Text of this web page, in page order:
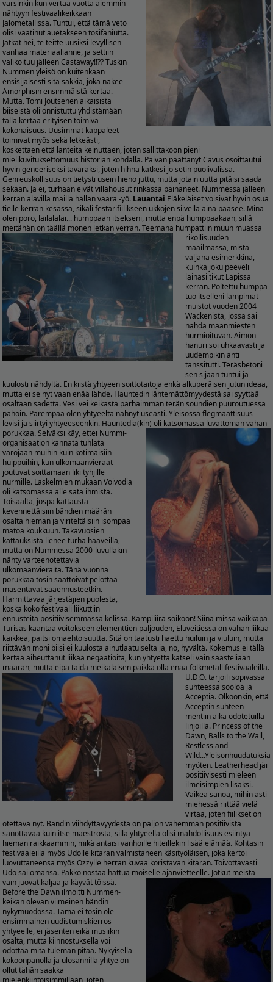
varsinkin kun vertaa vuotta aiemmin
nähtyyn festivaalikeikkaan
Jalometallissa. Tuntui, että tämä veto
olisi vaatinut auetakseen tosifaniutta.
Jätkät hei, te teitte uusiksi levyllisen
vanhaa materiaalianne, ja settiin
valikoituu jälleen Castaway!!?? Tuskin
Nummen yleisö on kuitenkaan
ensisijaisesti sitä sakkia, joka näkee
Amorphisin ensimmäistä kertaa.
Mutta. Tomi Joutsenen aikaisista
biiseistä oli onnistuttu yhdistämään
tällä kertaa erityisen toimiva
kokonaisuus. Uusimmat kappaleet
toimivat myös sekä letkeästi,
koskettaen että lanteita keinuttaen, joten sallittakoon pieni
mielikuvituksettomuus historian kohdalla. Päivän päättänyt Cavus osoittautui
hyvin geneeriseksi tavaraksi, joten hihna katkesi jo setin puolivälissä.
Genreuskollisuus on tietysti usein hieno juttu, mutta jotain uutta pitäisi saada
sekaan. Ja ei, turhaan eivät villahousut rinkassa painaneet. Nummessa jälleen
kerran alavilla mailla hallan vaara -yö. Lauantai Eläkeläiset voisivat hyvin osua
tielle kerran kesässä, sikäli festarifiilikseen ukkojen siivellä aina pääsee. Minä
olen poro, lailalalai... humppaan itsekseni, mutta enpä humppaakaan, sillä
meitähän on täällä monen letkan verran.Teemana humpattiin muun muassa
rikollisuuden
maailmassa, mistä
väljänä esimerkkinä,
kuinka joku peeveli
lainasi tikut Lapissa
kerran. Poltettu humppa
tuo itselleni lämpimät
muistot vuoden 2004
Wackenista, jossa sai
nähdä maanmiesten
hurmioituvan. Aimon
hanuri soi uhkaavasti ja
uudempikin anti
tanssitutti. Teräsbetoni
sen sijaan tuntui ja
kuulosti nähdyltä. En kiistä yhtyeen soittotaitoja enkä alkuperäisen jutun ideaa,
mutta ei se nyt vaan enää lähde. Hauntedin lähtemättömyydestä sai syyttää
osaltaan sadetta. Vesi vei keikasta parhaimman terän soundien puuroutuessa
pahoin. Parempaa olen yhtyeeltä nähnyt useasti. Yleisössä flegmaattisuus
levisi ja siirtyi yhtyeeseenkin. Hauntedia(kin) oli katsomassa luvattoman vähän
porukkaa.Selväksi käy, ettei Nummi-
organisaation kannata tuhlata
varojaan muihin kuin kotimaisiin
huippuihin, kun ulkomaanvieraat
joutuvat soittamaan liki tyhjille
nurmille. Laskelmien mukaan Voivodia
oli katsomassa alle sata ihmistä.
Toisaalta, jospa kattausta
kevennettäisiin bändien määrän
osalta hieman ja viriteltäisiin isompaa
matoa koukkuun. Takavuosien
kattauksista lienee turha haaveilla,
mutta on Nummessa 2000-luvullakin
nähty varteenotettavia
ulkomaanvieraita. Tänä vuonna
porukkaa tosin saattoivat pelottaa
masentavat sääennusteetkin.
Harmittavaa järjestäjien puolesta,
koska koko festivaali liikuttiin
ennusteita positiivisemmassa kelissä. Kampiliira soikoon! Siinä missä vaikkapa
Turisas kääntää voitokseen elementtien paljouden, Eluveitiessä on vähän liikaa
kaikkea, paitsi omaehtoisuutta. Sitä on taatusti haettu huiluin ja viuluin, mutta
riittävän moni biisi ei kuulosta ainutlaatuiselta ja, no, hyvältä. Kokemus ei tällä
kertaa aiheuttanut liikaa negaatioita, kun yhtyettä katseli vain säästeliään
määrän, mutta eipä taida meikäläisen paikka olla enää folkmetallifestivaaleilla.
U.D.O. tarjoili sopivassa
suhteessa sooloa ja
Acceptia. Olkoonkin, että
Acceptin suhteen
mentiin aika odotetuilla
linjoilla. Princess of the
Dawn, Balls to the Wall,
Restless and
Wild...Yleisönhuudatuksia
myöten. Leatherhead jäi
positiivisesti mieleen
ilmeisimpien lisäksi.
Vaikea sanoa, mihin asti
miehessä riittää vielä
virtaa, joten fiilikset on
otettava nyt. Bändin viihdyttävyydestä on paljon vähemmän positiivista
sanottavaa kuin itse maestrosta, sillä yhtyeellä olisi mahdollisuus esiintyä
hieman raikkaammin, mikä antaisi vanhoille hiteillekin lisää elämää. Kohtasin
festivaaleilla myös Udolle kitaran valmistaneen käsityöläisen, joka kertoi
luovuttaneensa myös Ozzylle herran kuvaa koristavan kitaran. Toivottavasti
Udo sai omansa. Pakko nostaa hattua moiselle ajanvietteelle. Jotkut meistä
vain juovat kaljaa ja käyvät töissä.
Before the Dawn ilmoitti Nummen-
keikan olevan viimeinen bändin
nykymuodossa. Tämä ei tosin ole
ensimmäinen uudistumiskierros
yhtyeelle, ei jäsenten eikä musiikin
osalta, mutta kiinnostuksella voi
odottaa mitä tuleman pitää. Nykyisellä
kokoonpanolla ja ulosannilla yhtye on
ollut tähän saakka
mielenkiintoisimmillaan, joten